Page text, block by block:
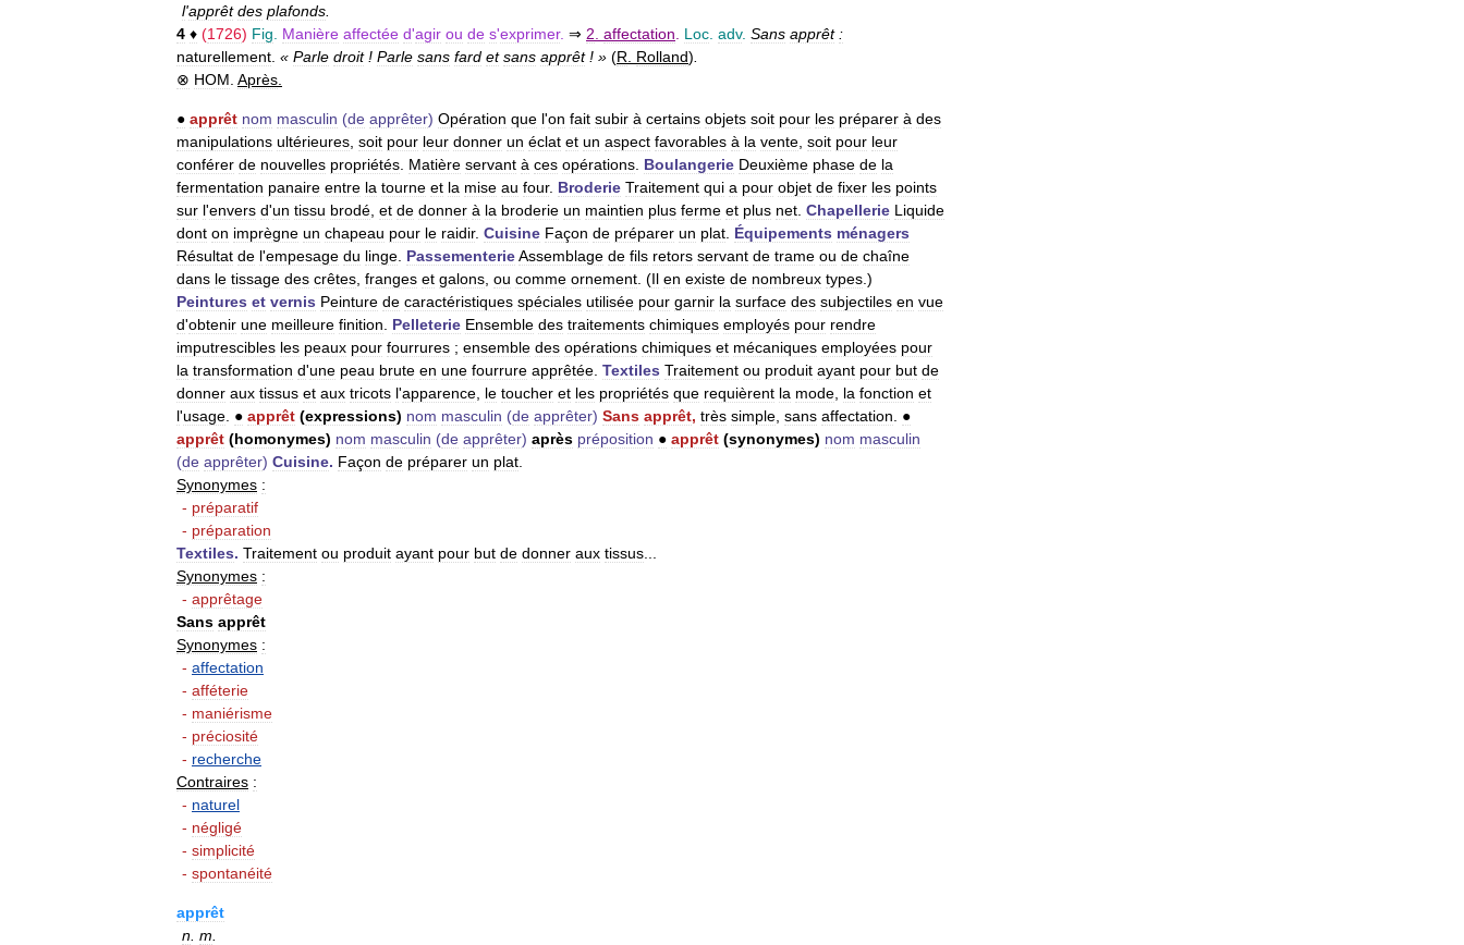
l'apprêt des plafonds
4 ♦ (1726) Fig Manière affectée d'agir ou de s'exprimer. ⇒ 2 affectation Loc adv. Sans apprêt :
naturellement « Parle droit! Parle sans fard et sans apprêt! » (R Rolland)
⊗ HOM Après
● apprêt nom masculin (de apprêter) Opération que l'on fait subir à certains objets soit pour les préparer à des
manipulations ultérieures soit pour leur donner un éclat et un aspect favorables à la vente soit pour leur
conférer de nouvelles propriétés Matière servant à ces opérations Boulangerie Deuxième phase de la
fermentation panaire entre la tourne et la mise au four. Broderie Traitement qui a pour objet de fixer les points
sur l'envers d'un tissu brodé et de donner à la broderie un maintien plus ferme et plus net Chapellerie Liquide
dont on imprègne un chapeau pour le raidir. Cuisine Façon de préparer un plat Équipements ménagers
Résultat de l'empesage du linge PassementerieAssemblage de fils retors servant de trame ou de chaîne
dans le tissage des crêtes franges et galons ou comme ornement . (Il en existe de nombreux types .)
Peintures et vernis Peinture de caractéristiques spéciales utilisée pour garnir la surface des subjectiles en vue
d'obtenir une meilleure finition Pelleterie Ensemble des traitements chimiques employés pour rendre
imputrescibles les peaux pour fourrures ; ensemble des opérations chimiques et mécaniques employées pour
la transformation d'une peau brute en une fourrure apprêtée Textiles Traitement ou produit ayant pour but de
donner aux tissus et aux tricots l'apparence le toucher et les propriétés que requièrent la mode la fonction et
l'usage ● apprêt (expressions) nom masculin (de apprêter) Sans apprêt, très simple sans affectation
●
apprêt (homonymes) nom masculin (de apprêter) après préposition ● apprêt (synonymes) nom masculin
(de apprêter) Cuisine. Façon de préparer un plat
Synonymes :
- préparatif
- préparation
Textiles. Traitement ou produit ayant pour but de donner aux tissus
Synonymes :
- apprêtage
Sans apprêt
Synonymes :
- affectation
- afféterie
- maniérisme
- préciosité
- recherche
Contraires :
- naturel
- négligé
- simplicité
- spontanéité
apprêt
n m